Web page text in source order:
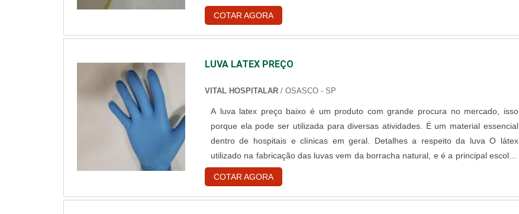
acabamento vítreo, liso e de alto brilho, as medidas desse tipo de revestimento é
de 1,5mm a 4mm. Geralmente esse tipo de piso é utilizado em hospitais ou ....
COTAR AGORA
LUVA LATEX PREÇO
VITAL HOSPITALAR/ OSASCO - SP
A luva latex preço baixo é um produto com grande procura no mercado, isso
porque ela pode ser utilizada para diversas atividades. É um material essencial
dentro de hospitais e clínicas em geral. Detalhes a respeito da luva O látex
utilizado na fabricação das luvas vem da borracha natural, e é a principal escolha
na área médica pois possui um ótimo vestimento e o profissional não perde a
sensibilidade da mão com ela. A luva é a principal barreira....
COTAR AGORA